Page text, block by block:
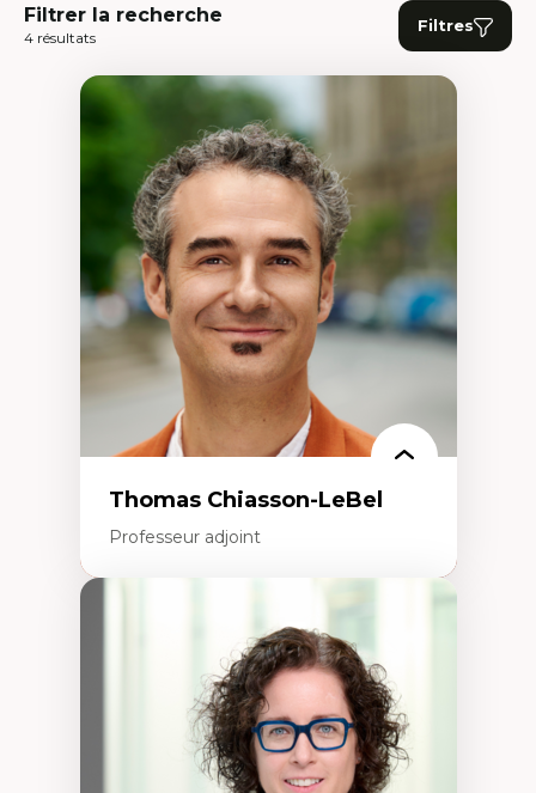
Filtrer la recherche
4 résultats
Filtres
Thomas Chiasson-LeBel
Professeur adjoint
Théories du développement
Économie politique comparée
Élites économiques
Sociologie économique
Extractivisme
Classes sociales
Mouvements sociaux
Théories de l’État